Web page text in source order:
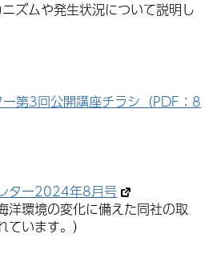
ズムや発生状況について説明し
第3回公開講座チラシ（PDF：8
ター2024年8月号
洋環境の変化に備えた同社の取
います。）